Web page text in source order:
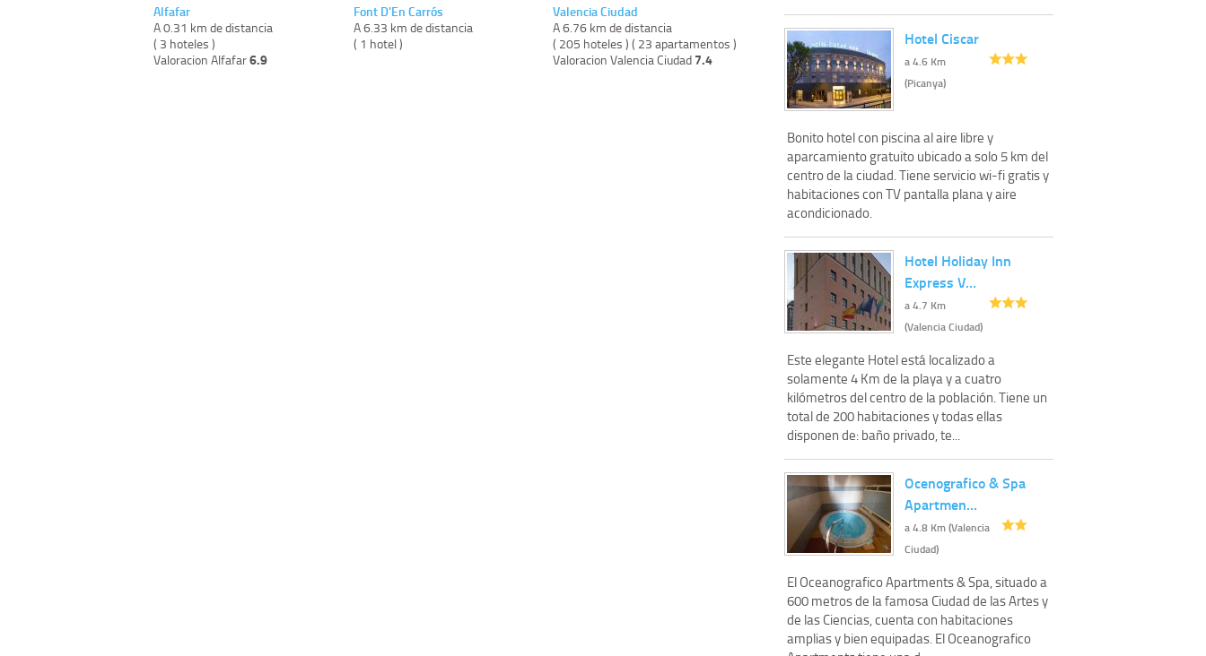
Alfafar
A 0.31 km de distancia
( 3 hoteles )
Valoracion Alfafar6.9
Font D'En Carrós
A 6.33 km de distancia
( 1 hotel )
Valencia Ciudad
A 6.76 km de distancia
( 205 hoteles ) ( 23 apartamentos )
Valoracion Valencia Ciudad 7.4
Hotel Ciscar
a 4.6 Km
(Picanya)
Bonito hotel con piscina al aire libre y
aparcamiento gratuito ubicado a solo 5 km del
centro de la ciudad. Tiene servicio wi-fi gratis y
habitaciones con TV pantalla plana y aire
acondicionado.
Hotel Holiday Inn
Express V…
a 4.7 Km
(Valencia Ciudad)
Este elegante Hotel está localizado a
solamente 4 Km de la playa y a cuatro
kilómetros del centro de la población. Tiene un
total de 200 habitaciones y todas ellas
disponen de: baño privado, te...
Ocenografico & Spa
Apartmen…
a 4.8 Km (Valencia
Ciudad)
El Oceanografico Apartments & Spa, situado a
600 metros de la famosa Ciudad de las Artes y
de las Ciencias, cuenta con habitaciones
amplias y bien equipadas. El Oceanografico